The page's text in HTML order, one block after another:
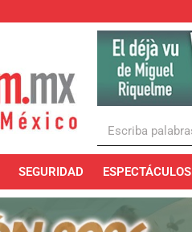
SEGURIDAD ESPECTÁCULOS